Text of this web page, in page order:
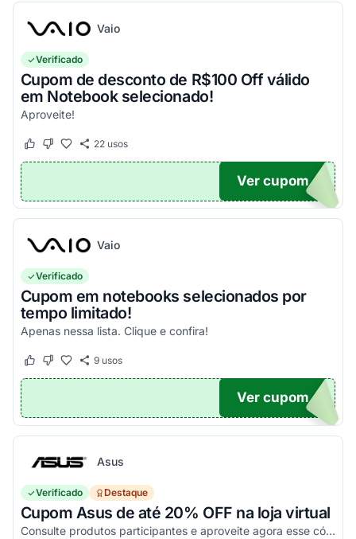
Vaio
Verificado
Cupom de desconto de R$100 Off válido
em Notebook selecionado!
Aproveite!
Este cupom funcionou
Este cupom não funcionou
22usos
0OFF
Ver cupom
Vaio
Verificado
Cupom em notebooks selecionados por
tempo limitado!
Apenas nessa lista. Clique e confira!
Este cupom funcionou
Este cupom não funcionou
9usos
0OFF
Ver cupom
Asus
Verificado Destaque
Cupom Asus de até 20% OFF na loja virtual
Consulte produtos participantes e aproveite agora esse código promocional!